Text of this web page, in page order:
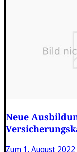
Neue
Zum 1. August